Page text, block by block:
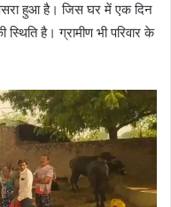
हुआ है। जिस घर में एक दिन
है। ग्रामीण भी परिवार के